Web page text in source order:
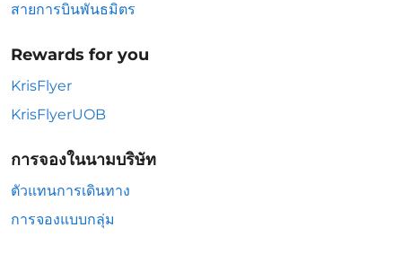
สายการบินพันธมิตร
Rewards for you
KrisFlyer
KrisFlyerUOB
การจองในนามบริษัท
ตัวแทนการเดินทาง
การจองแบบกลุ่ม